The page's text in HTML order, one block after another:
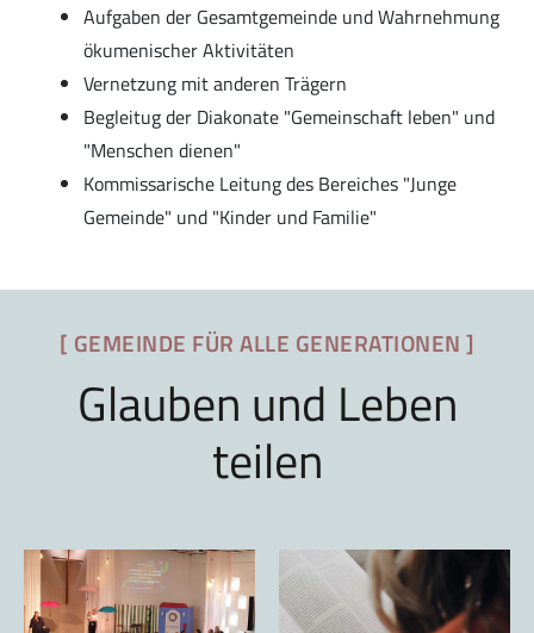
Aufgaben der Gesamtgemeinde und Wahrnehmung
ökumenischer Aktivitäten
Vernetzung mit anderen Trägern
Begleitug der Diakonate "Gemeinschaft leben" und
"Menschen dienen"
Kommissarische Leitung des Bereiches "Junge
Gemeinde" und "Kinder und Familie"
[ GEMEINDE FÜR ALLE GENERATIONEN ]
Glauben und Leben
teilen